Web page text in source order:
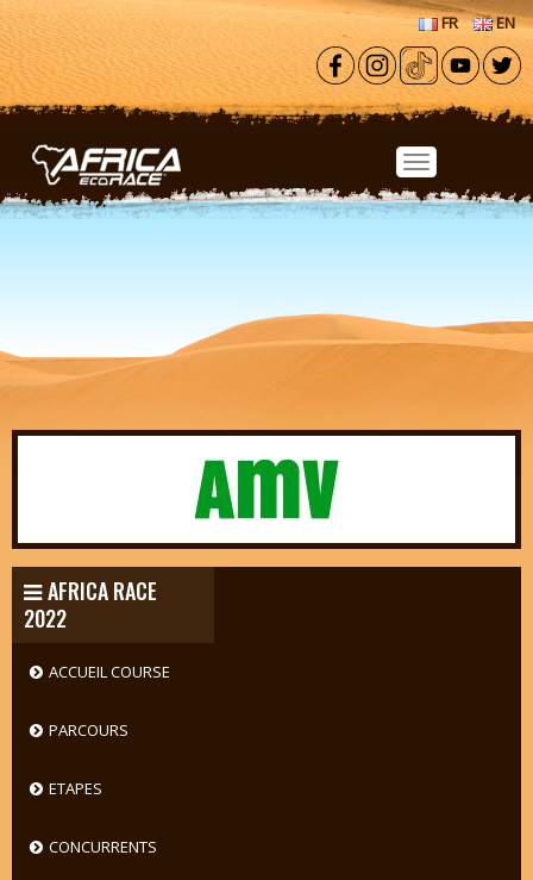
Aller au contenu principal
FR EN
AFRICA RACE
2022
ACCUEIL COURSE
PARCOURS
ETAPES
CONCURRENTS